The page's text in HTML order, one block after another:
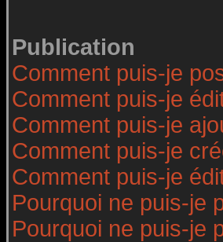
Publication
Comment puis-je
Comment puis-je
Comment puis-je
Comment puis-je
Comment puis-je
Pourquoi ne puis-je
Pourquoi ne puis-je